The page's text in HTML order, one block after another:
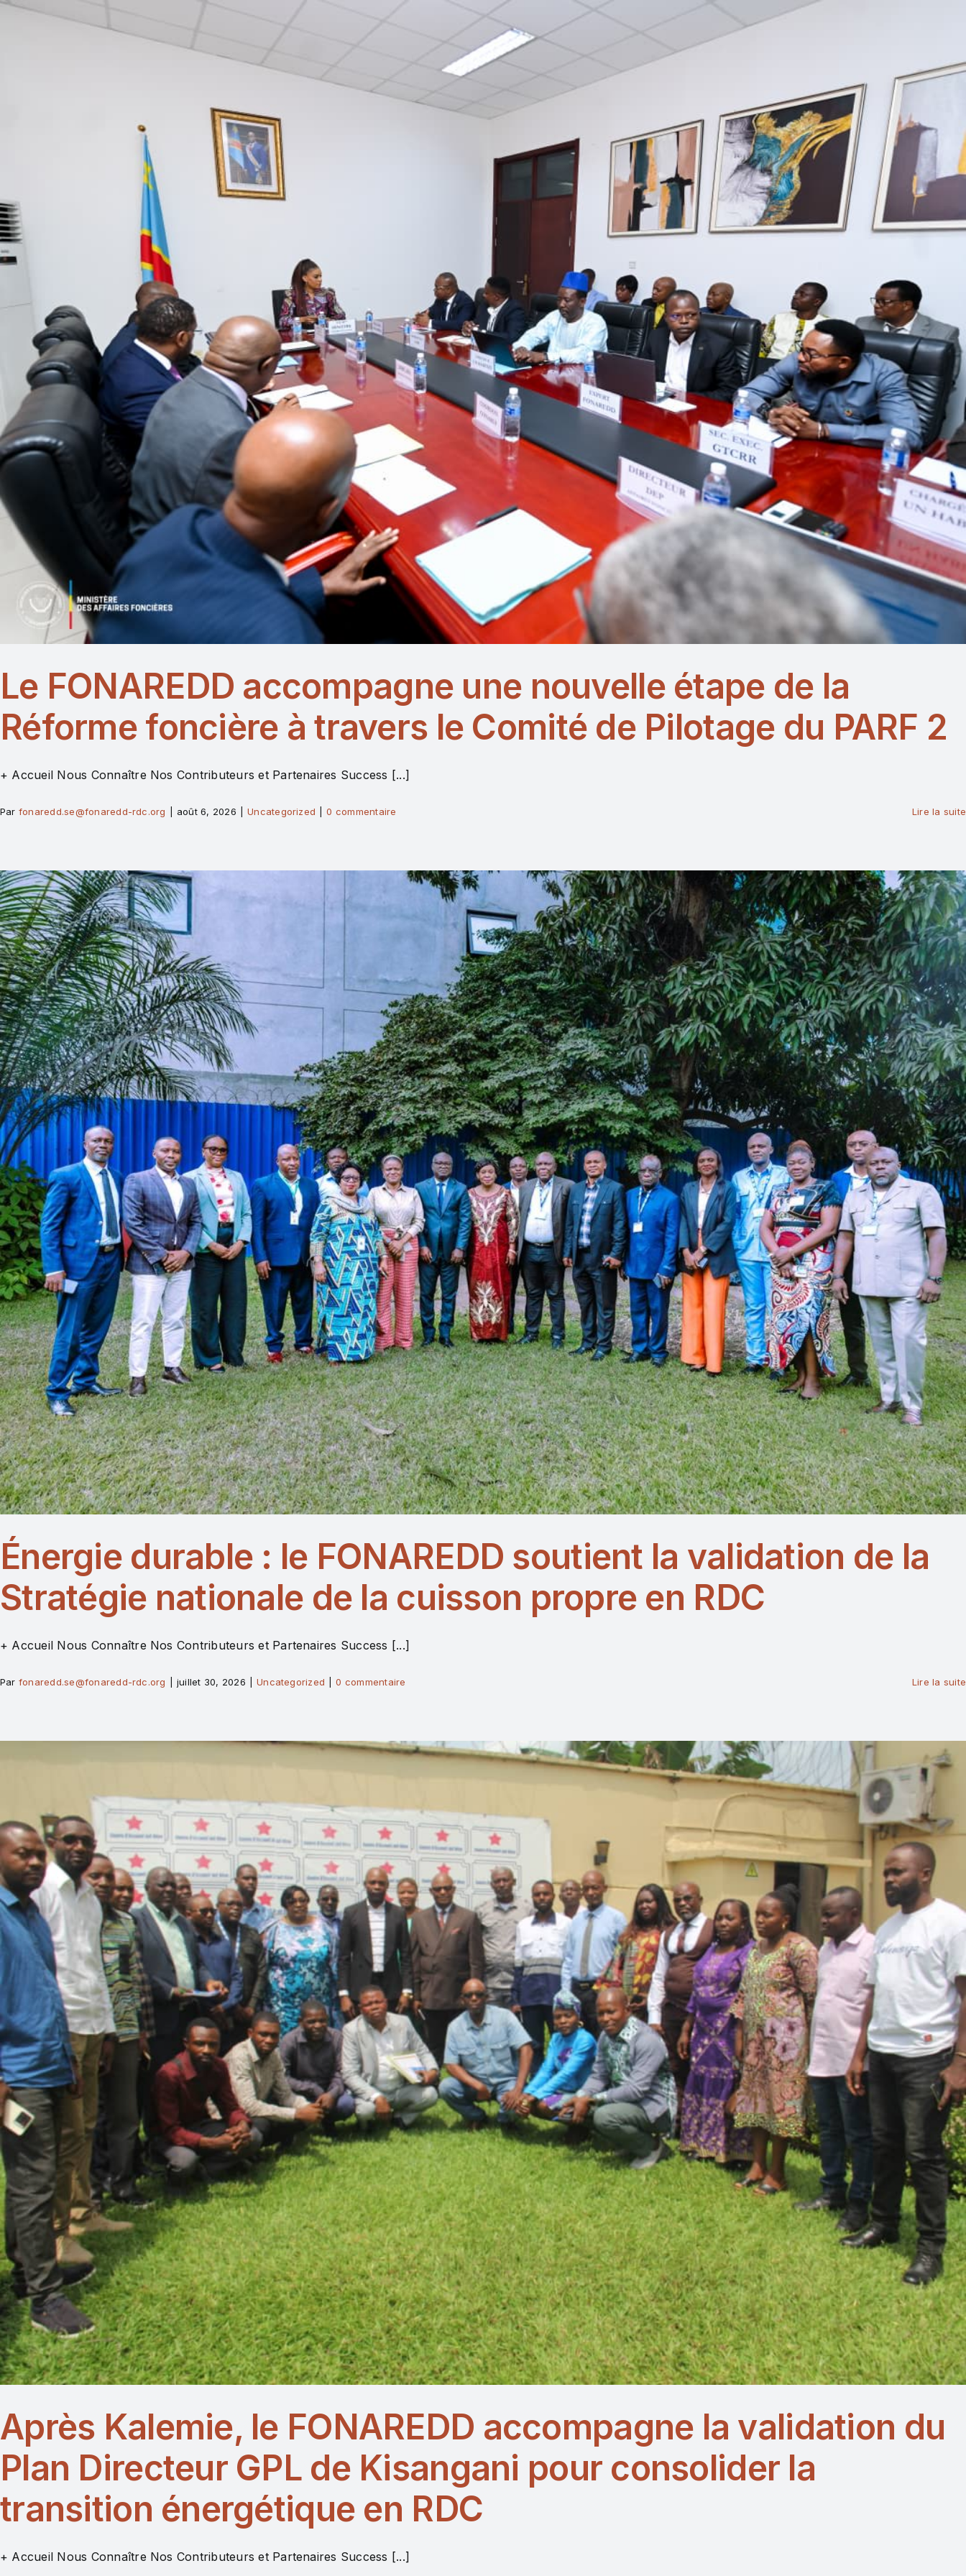
Le FONAREDD accompagne une nouvelle étape de la
Réforme foncière à travers le Comité de Pilotage du PARF 2
+ Accueil Nous Connaître Nos Contributeurs et Partenaires Success [...]
Par fonaredd.se@fonaredd-rdc.org août 6, 2026 Uncategorized 0 commentaire Lire la suite
Énergie durable : le FONAREDD soutient la validation de la
Stratégie nationale de la cuisson propre en RDC
+ Accueil Nous Connaître Nos Contributeurs et Partenaires Success [...]
Par fonaredd.se@fonaredd-rdc.org juillet 30, 2026 Uncategorized 0 commentaire Lire la suite
Après Kalemie, le FONAREDD accompagne la validation du
Plan Directeur GPL de Kisangani pour consolider la
transition énergétique en RDC
+ Accueil Nous Connaître Nos Contributeurs et Partenaires Success [...]